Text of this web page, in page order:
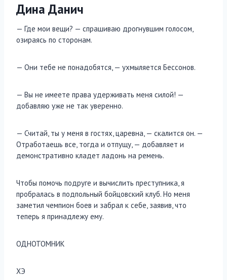
Дина Данич
— Где мои вещи? — спрашиваю дрогнувшим голосом,
озираясь по сторонам.
— Они тебе не понадобятся, — ухмыляется Бессонов.
— Вы не имеете права удерживать меня силой! —
добавляю уже не так уверенно.
— Считай, ты у меня в гостях, царевна, — скалится он. —
Отработаешь все, тогда и отпущу, — добавляет и
демонстративно кладет ладонь на ремень.
Чтобы помочь подруге и вычислить преступника, я
пробралась в подпольный бойцовский клуб. Но меня
заметил чемпион боев и забрал к себе, заявив, что
теперь я принадлежу ему.
ОДНОТОМНИК
ХЭ